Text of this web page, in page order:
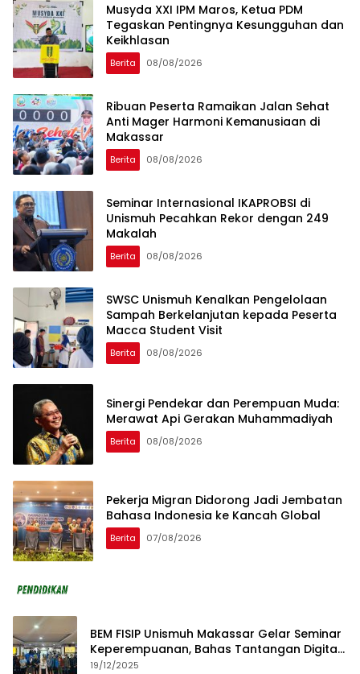
Musyda XXI IPM Maros, Ketua PDM
Tegaskan Pentingnya Kesungguhan dan
Keikhlasan
Berita 08/08/2026
Ribuan Peserta Ramaikan Jalan Sehat
Anti Mager Harmoni Kemanusiaan di
Makassar
Berita 08/08/2026
Seminar Internasional IKAPROBSI di
Unismuh Pecahkan Rekor dengan 249
Makalah
Berita 08/08/2026
SWSC Unismuh Kenalkan Pengelolaan
Sampah Berkelanjutan kepada Peserta
Macca Student Visit
Berita 08/08/2026
Sinergi Pendekar dan Perempuan Muda:
Merawat Api Gerakan Muhammadiyah
Berita 08/08/2026
Pekerja Migran Didorong Jadi Jembatan
Bahasa Indonesia ke Kancah Global
Berita 07/08/2026
BEM FISIP Unismuh Makassar Gelar Seminar
Keperempuanan, Bahas Tantangan Digital
dan Budaya Lokal
19/12/2025